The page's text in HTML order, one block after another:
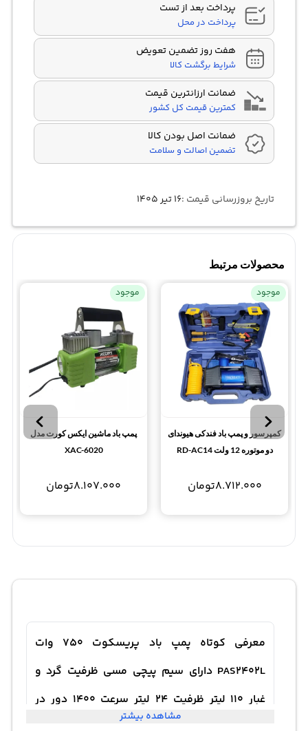
پرداخت بعد از تست
پرداخت در محل
هفت روز تضمین تعویض
شرایط برگشت کالا
ضمانت ارزانترین قیمت
کمترین قیمت کل کشور
ضمانت اصل بودن کالا
تضمین اصالت و سلامت
تاریخ بروزرسانی قیمت :۱۶ تیر ۱۴۰۵
محصولات مرتبط
موجود
کمپرسور و پمپ باد فندکی هیوندای
دو موتوره 12 ولت RD-AC14
8.712.000تومان
موجود
پمپ باد ماشین ایکس کورت مدل
XAC-6020
8.107.000تومان
معرفی کوتاه پمپ باد پریسکوت 750 وات
PAS2402L دارای سیم پیچی مسی ظرفیت گرد و
غبار 110 لیتر ظرفیت 24 لیتر سرعت 1400 دور در
مشاهده بیشتر